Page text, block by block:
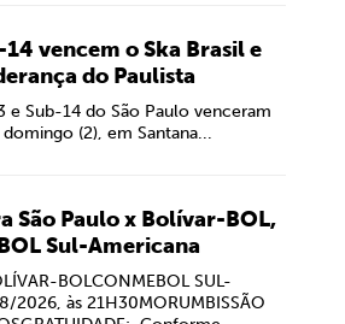
14 vencem o Ska Brasil e
do Paulista
e Sub-14 do São Paulo venceram
(2), em Santana...
São Paulo x Bolívar-BOL,
Sul-Americana
BOLCONMEBOL SUL-
2026, às 21H30MORUMBISSÃO